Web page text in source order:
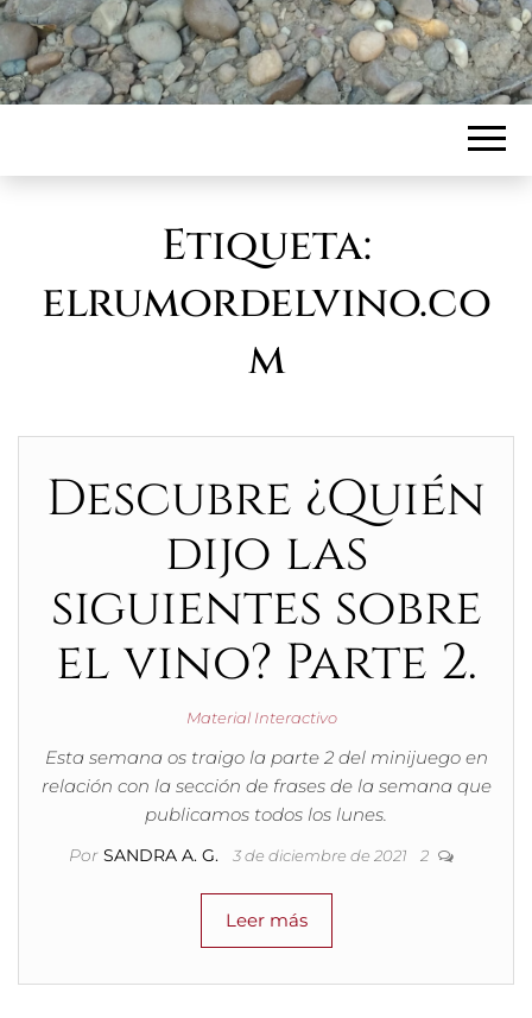
Etiqueta:
elrumordelvino.co
m
Descubre ¿Quién
dijo las
siguientes sobre
el vino? Parte 2.
Material Interactivo
Esta semana os traigo la parte 2 del minijuego en
relación con la sección de frases de la semana que
publicamos todos los lunes.
Por SANDRA A. G. 3 de diciembre de 2021 2
Leer más